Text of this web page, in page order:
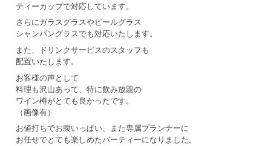
ティーカップで対応しています。
さらにガラスグラスやビールグラス
シャンパングラスでも対応いたします。
また、ドリンクサービスのスタッフも
配置いたします。
お客様の声として
料理も沢山あって、特に飲み放題の
ワイン樽がとても良かったです。
（画像有）
お値打ちでお腹いっぱい、また専属プランナーに
お任せでとても楽しめたパーティーになりました。